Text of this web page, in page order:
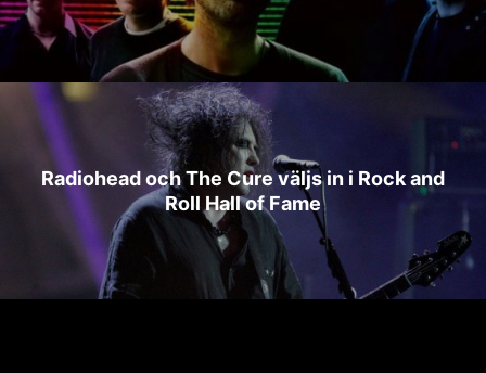
Radiohead och The Cure väljs in i Rock and
Roll Hall of Fame